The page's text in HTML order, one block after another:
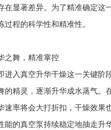
在显著差异。为了精准确定
程的科学性和精准性。
之舞，精准掌控
进入真空升华干燥这一关键阶
的精灵，逐渐升华成水蒸气
速率将会大打折扣，干燥效
能的真空泵持续稳定地抽走升